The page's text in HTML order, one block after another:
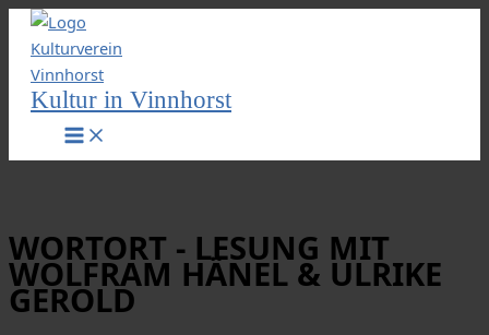
Zum
Inhalt
springen
Kultur in Vinnhorst
WORTORT - LESUNG MIT
WOLFRAM HÄNEL & ULRIKE
GEROLD